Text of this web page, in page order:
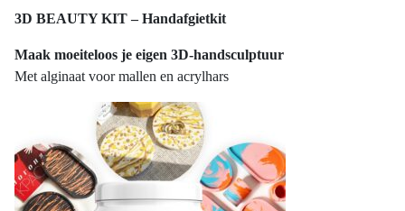
3D BEAUTY KIT – Handafgietkit
Maak moeiteloos je eigen 3D-handsculptuur
Met alginaat voor mallen en acrylhars